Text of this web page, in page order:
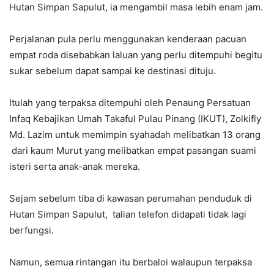
Hutan Simpan Sapulut, ia mengambil masa lebih enam jam.
Perjalanan pula perlu menggunakan kenderaan pacuan
empat roda disebabkan laluan yang perlu ditempuhi begitu
sukar sebelum dapat sampai ke destinasi dituju.
Itulah yang terpaksa ditempuhi oleh Penaung Persatuan
Infaq Kebajikan Umah Takaful Pulau Pinang (IKUT), Zolkifly
Md. Lazim untuk memimpin syahadah melibatkan 13 orang
dari kaum Murut yang melibatkan empat pasangan suami
isteri serta anak-anak mereka.
Sejam sebelum tiba di kawasan perumahan penduduk di
Hutan Simpan Sapulut, talian telefon didapati tidak lagi
berfungsi.
Namun, semua rintangan itu berbaloi walaupun terpaksa